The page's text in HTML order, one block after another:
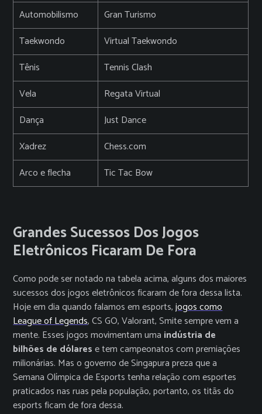
Automobilismo
Gran Turismo
Taekwondo
Virtual Taekwondo
Tênis
Tennis Clash
Vela
Regata Virtual
Dança
Just Dance
Xadrez
Chess.com
Arco e flecha
Tic Tac Bow
Grandes Sucessos Dos Jogos
Eletrônicos Ficaram De Fora
Como pode ser notado na tabela acima, alguns dos maiores
sucessos dos jogos eletrônicos ficaram de fora dessa lista.
Hoje em dia quando falamos em esports,jogos como
League of Legends, CS GO, Valorant, Smite sempre vem a
mente. Esses jogos movimentam uma indústria de
bilhões de dólarese tem campeonatos com premiações
milionárias. Mas o governo de Singapura preza que a
Semana Olímpica de Esports tenha relação com esportes
praticados nas ruas pela população, portanto, os titãs do
esports ficam de fora dessa.